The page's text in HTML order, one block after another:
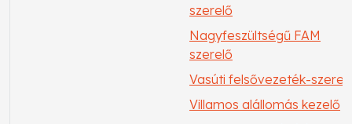
szerelő
Nagyfeszültségű FAM
szerelő
Vasúti felsővezeték-
Villamos alállomás kezelő